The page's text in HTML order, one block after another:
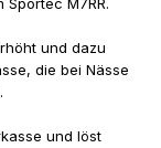
M7RR.
und dazu
die bei Nässe
und löst